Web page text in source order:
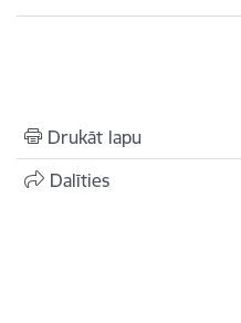
Drukāt lapu
Dalīties